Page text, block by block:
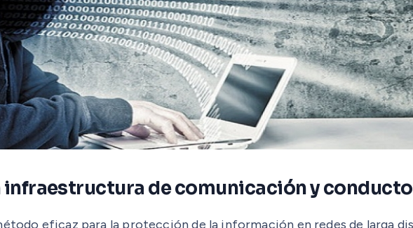
infraestructura de comunicación y
eficaz para la protección de la información en redes de larga